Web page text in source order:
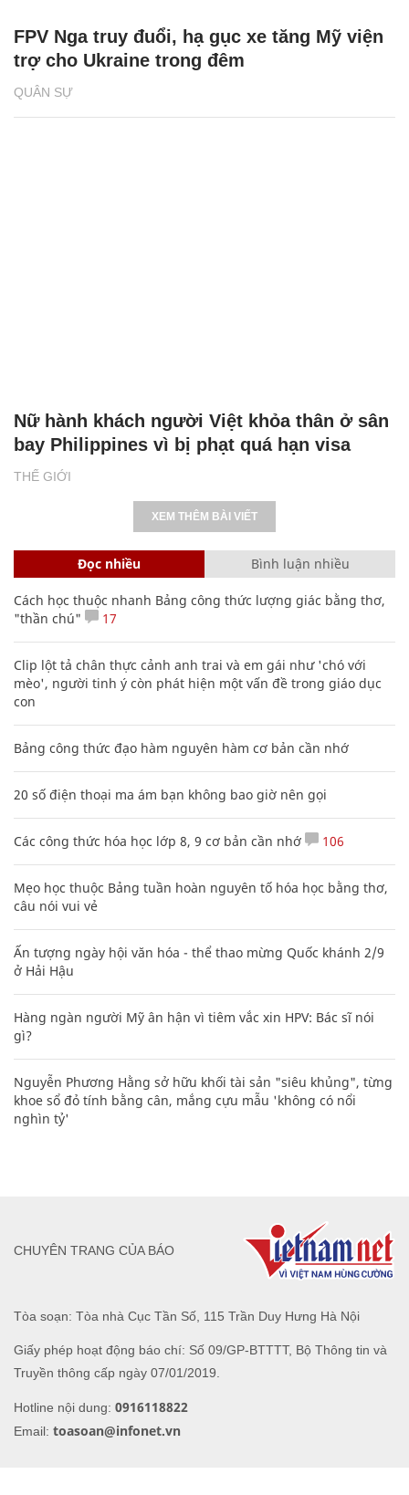
QUÂN SỰ
FPV Nga truy đuổi, hạ gục xe tăng Mỹ viện
trợ cho Ukraine trong đêm
THẾ GIỚI
Nữ hành khách người Việt khỏa thân ở sân
bay Philippines vì bị phạt quá hạn visa
XEM THÊM BÀI VIẾT
Đọc nhiều Bình luận nhiều
Cách học thuộc nhanh Bảng công thức lượng giác bằng thơ,
"thần chú"
17
Clip lột tả chân thực cảnh anh trai và em gái như 'chó với
mèo', người tinh ý còn phát hiện một vấn đề trong giáo dục
con
Bảng công thức đạo hàm nguyên hàm cơ bản cần nhớ
20 số điện thoại ma ám bạn không bao giờ nên gọi
Các công thức hóa học lớp 8, 9 cơ bản cần nhớ 106
Mẹo học thuộc Bảng tuần hoàn nguyên tố hóa học bằng thơ,
câu nói vui vẻ
Ấn tượng ngày hội văn hóa - thể thao mừng Quốc khánh 2/9
ở Hải Hậu
Hàng ngàn người Mỹ ân hận vì tiêm vắc xin HPV: Bác sĩ nói
gì?
Nguyễn Phương Hằng sở hữu khối tài sản "siêu khủng", từng
khoe sổ đỏ tính bằng cân, mắng cựu mẫu 'không có nổi
nghìn tỷ'
Tòa soạn: Tòa nhà Cục Tần Số, 115 Trần Duy Hưng Hà Nội
Giấy phép hoạt động báo chí: Số 09/GP-BTTTT, Bộ Thông tin và
Truyền thông cấp ngày 07/01/2019.
Hotline nội dung: 0916118822
Email: toasoan@infonet.vn
CHUYÊN TRANG CỦA BÁO